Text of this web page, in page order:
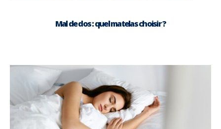
Mal de dos : quel matelas choisir ?